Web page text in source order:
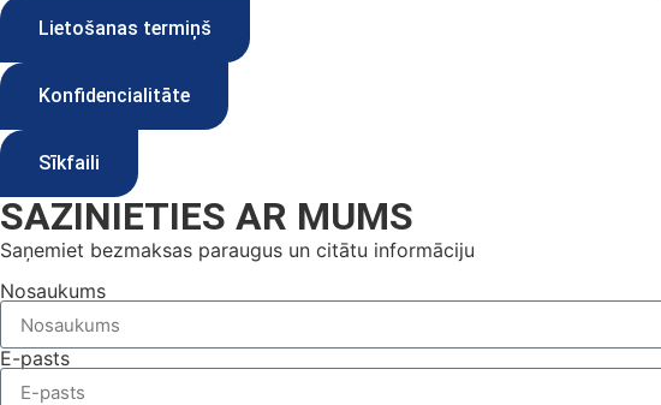
Lietošanas termiņš
Konfidencialitāte
Sīkfaili
SAZINIETIES AR MUMS
Saņemiet bezmaksas paraugus un citātu informāciju
Nosaukums
E-pasts